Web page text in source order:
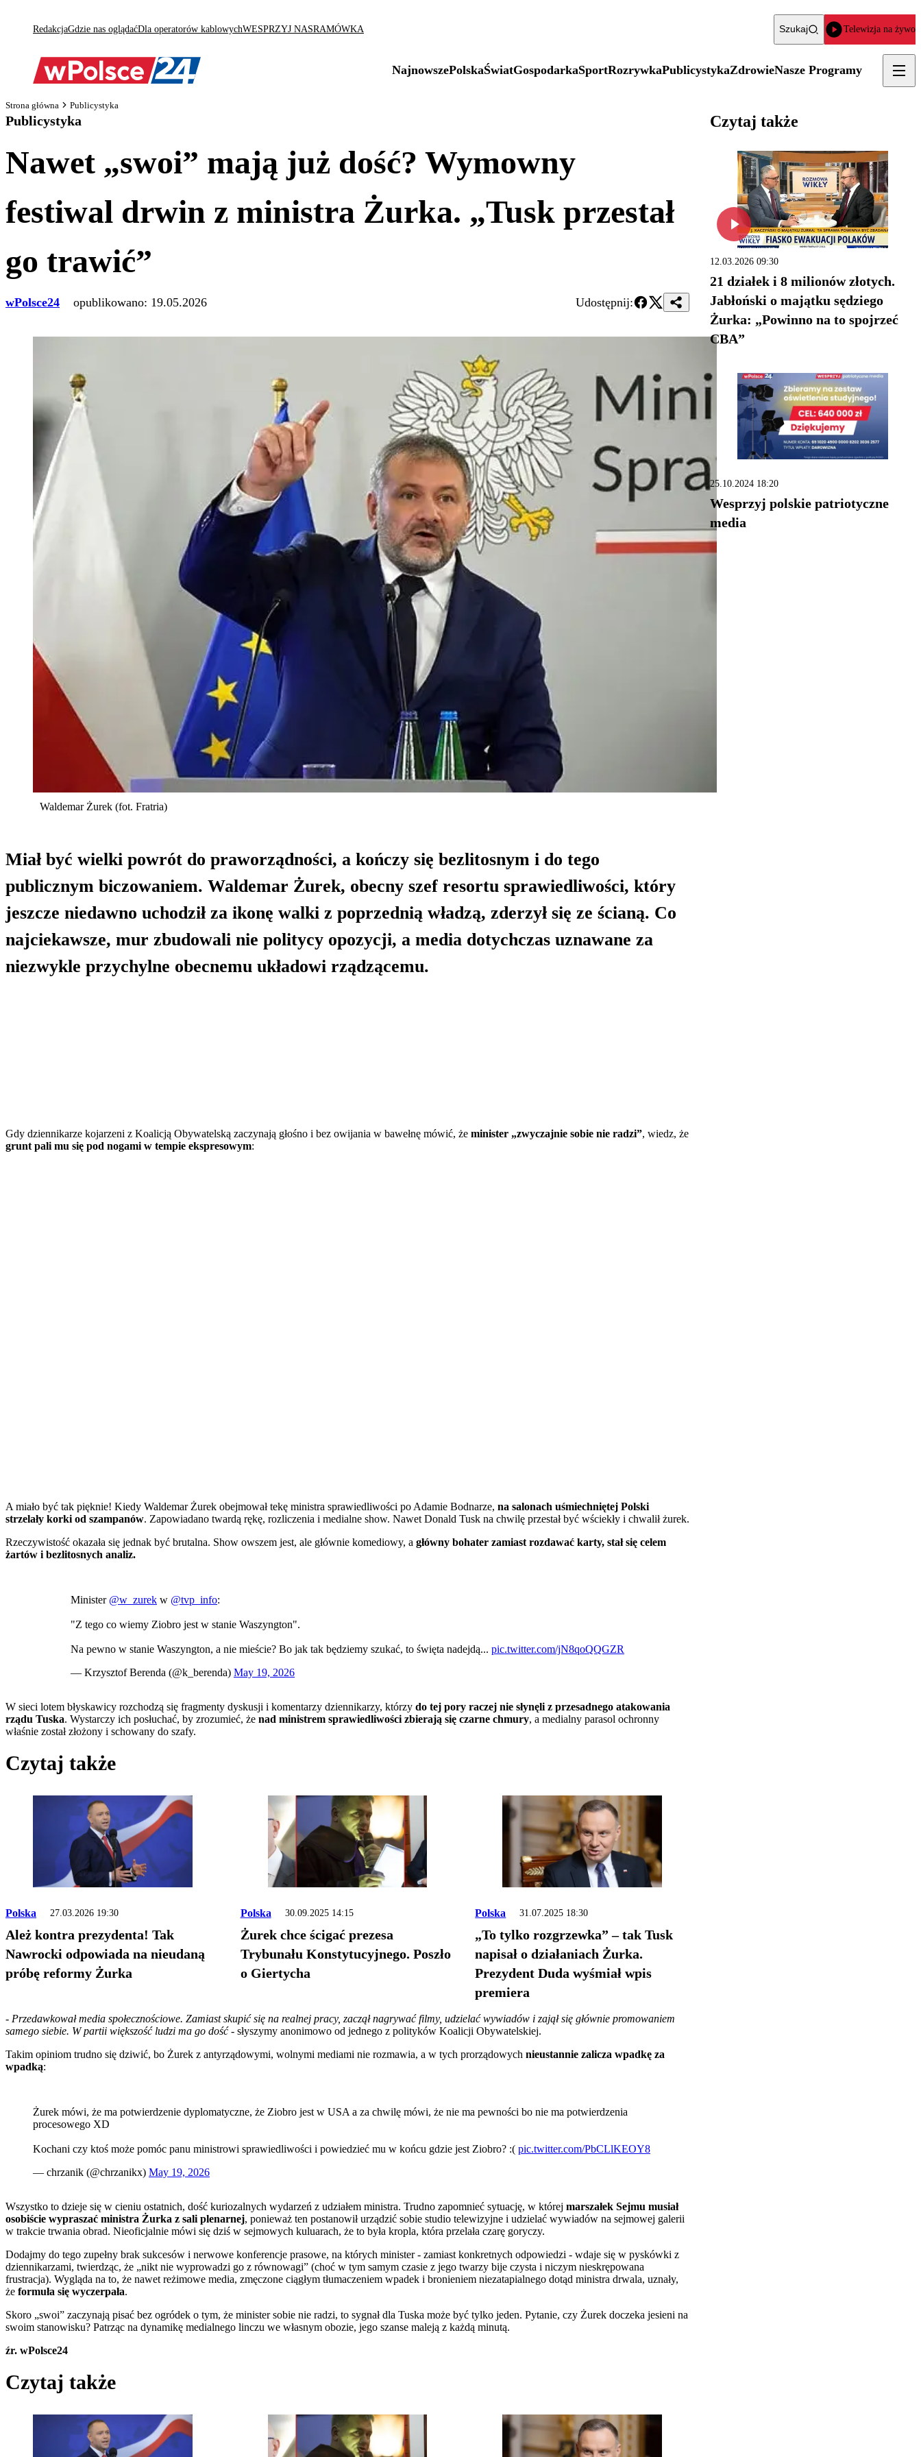
RedakcjaGdzie nas oglądaćDla operatorów kablowychWESPRZYJ NASRAMÓWKA Szukaj Telewizja na żywo
NajnowszePolskaŚwiatGospodarkaSportRozrywkaPublicystykaZdrowieNasze Programy
Strona główna Publicystyka
Publicystyka
Nawet „swoi” mają już dość? Wymowny
festiwal drwin z ministra Żurka. „Tusk przestał
go trawić”
wPolsce24 opublikowano: 19.05.2026 Udostępnij:
Waldemar Żurek (fot. Fratria)
Miał być wielki powrót do praworządności, a kończy się bezlitosnym i do tego
publicznym biczowaniem. Waldemar Żurek, obecny szef resortu sprawiedliwości, który
jeszcze niedawno uchodził za ikonę walki z poprzednią władzą, zderzył się ze ścianą. Co
najciekawsze, mur zbudowali nie politycy opozycji, a media dotychczas uznawane za
niezwykle przychylne obecnemu układowi rządzącemu.
Gdy dziennikarze kojarzeni z Koalicją Obywatelską zaczynają głośno i bez owijania w bawełnę mówić, że minister „zwyczajnie sobie nie radzi”, wiedz, że
grunt pali mu się pod nogami w tempie ekspresowym:
A miało być tak pięknie! Kiedy Waldemar Żurek obejmował tekę ministra sprawiedliwości po Adamie Bodnarze, na salonach uśmiechniętej Polski
strzelały korki od szampanów. Zapowiadano twardą rękę, rozliczenia i medialne show. Nawet Donald Tusk na chwilę przestał być wściekły i chwalił żurek.
Rzeczywistość okazała się jednak być brutalna. Show owszem jest, ale głównie komediowy, a główny bohater zamiast rozdawać karty, stał się celem
żartów i bezlitosnych analiz.
Minister @w_zurek w @tvp_info:
"Z tego co wiemy Ziobro jest w stanie Waszyngton".
Na pewno w stanie Waszyngton, a nie mieście? Bo jak tak będziemy szukać, to święta nadejdą... pic.twitter.com/jN8qoQQGZR
— Krzysztof Berenda (@k_berenda) May 19, 2026
W sieci lotem błyskawicy rozchodzą się fragmenty dyskusji i komentarzy dziennikarzy, którzy do tej pory raczej nie słynęli z przesadnego atakowania
rządu Tuska. Wystarczy ich posłuchać, by zrozumieć, że nad ministrem sprawiedliwości zbierają się czarne chmury, a medialny parasol ochronny
właśnie został złożony i schowany do szafy.
Czytaj także
Polska 27.03.2026 19:30
Ależ kontra prezydenta! Tak
Nawrocki odpowiada na nieudaną
próbę reformy Żurka
Polska 30.09.2025 14:15
Żurek chce ścigać prezesa
Trybunału Konstytucyjnego. Poszło
o Giertycha
Polska 31.07.2025 18:30
„To tylko rozgrzewka” – tak Tusk
napisał o działaniach Żurka.
Prezydent Duda wyśmiał wpis
premiera
- Przedawkował media społecznościowe. Zamiast skupić się na realnej pracy, zaczął nagrywać filmy, udzielać wywiadów i zajął się głównie promowaniem
samego siebie. W partii większość ludzi ma go dość- słyszymy anonimowo od jednego z polityków Koalicji Obywatelskiej.
Takim opiniom trudno się dziwić, bo Żurek z antyrządowymi, wolnymi mediami nie rozmawia, a w tych prorządowych nieustannie zalicza wpadkę za
wpadką:
Żurek mówi, że ma potwierdzenie dyplomatyczne, że Ziobro jest w USA a za chwilę mówi, że nie ma pewności bo nie ma potwierdzenia
procesowego XD
Kochani czy ktoś może pomóc panu ministrowi sprawiedliwości i powiedzieć mu w końcu gdzie jest Ziobro? :( pic.twitter.com/PbCLlKEOY8
— chrzanik (@chrzanikx) May 19, 2026
Wszystko to dzieje się w cieniu ostatnich, dość kuriozalnych wydarzeń z udziałem ministra. Trudno zapomnieć sytuację, w której marszałek Sejmu musiał
osobiście wypraszać ministra Żurka z sali plenarnej, ponieważ ten postanowił urządzić sobie studio telewizyjne i udzielać wywiadów na sejmowej galerii
w trakcie trwania obrad. Nieoficjalnie mówi się dziś w sejmowych kuluarach, że to była kropla, która przelała czarę goryczy.
Dodajmy do tego zupełny brak sukcesów i nerwowe konferencje prasowe, na których minister - zamiast konkretnych odpowiedzi - wdaje się w pyskówki z
dziennikarzami, twierdząc, że „nikt nie wyprowadzi go z równowagi” (choć w tym samym czasie z jego twarzy bije czysta i niczym nieskrępowana
frustracja). Wygląda na to, że nawet reżimowe media, zmęczone ciągłym tłumaczeniem wpadek i bronieniem niezatapialnego dotąd ministra drwala, uznały,
że formuła się wyczerpała.
Skoro „swoi” zaczynają pisać bez ogródek o tym, że minister sobie nie radzi, to sygnał dla Tuska może być tylko jeden. Pytanie, czy Żurek doczeka jesieni na
swoim stanowisku? Patrząc na dynamikę medialnego linczu we własnym obozie, jego szanse maleją z każdą minutą.
źr. wPolsce24
Czytaj także
Czytaj także
12.03.2026 09:30
21 działek i 8 milionów złotych.
Jabłoński o majątku sędziego
Żurka: „Powinno na to spojrzeć
CBA”
25.10.2024 18:20
Wesprzyj polskie patriotyczne
media